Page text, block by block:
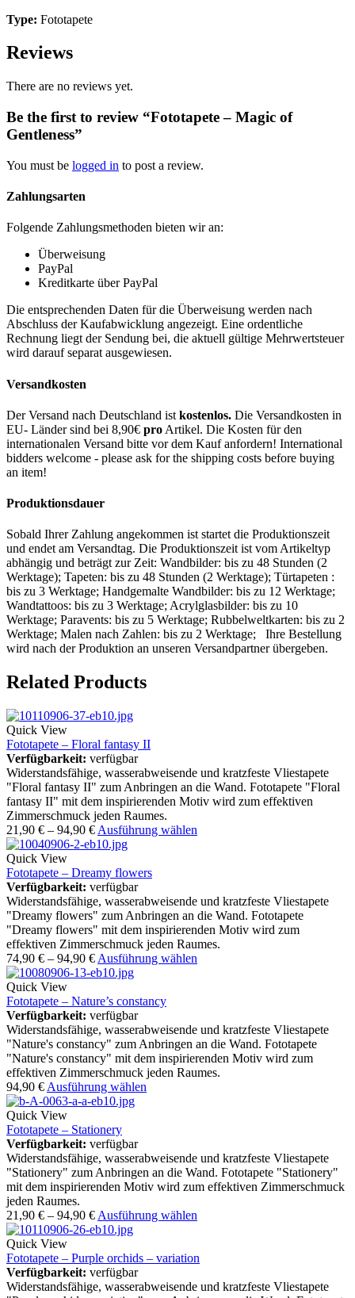
Type: Fototapete
Reviews
There are no reviews yet.
Be the first to review “Fototapete – Magic of
Gentleness”
You must be logged in to post a review.
Zahlungsarten
Folgende Zahlungsmethoden bieten wir an:
Überweisung
PayPal
Kreditkarte über PayPal
Die entsprechenden Daten für die Überweisung werden nach
Abschluss der Kaufabwicklung angezeigt. Eine ordentliche
Rechnung liegt der Sendung bei, die aktuell gültige Mehrwertsteuer
wird darauf separat ausgewiesen.
Versandkosten
Der Versand nach Deutschland ist kostenlos. Die Versandkosten in
EU- Länder sind bei 8,90€ pro Artikel. Die Kosten für den
internationalen Versand bitte vor dem Kauf anfordern! International
bidders welcome - please ask for the shipping costs before buying
an item!
Produktionsdauer
Sobald Ihrer Zahlung angekommen ist startet die Produktionszeit
und endet am Versandtag. Die Produktionszeit ist vom Artikeltyp
abhängig und beträgt zur Zeit: Wandbilder: bis zu 48 Stunden (2
Werktage); Tapeten: bis zu 48 Stunden (2 Werktage); Türtapeten :
bis zu 3 Werktage; Handgemalte Wandbilder: bis zu 12 Werktage;
Wandtattoos: bis zu 3 Werktage; Acrylglasbilder: bis zu 10
Werktage; Paravents: bis zu 5 Werktage; Rubbelweltkarten: bis zu 2
Werktage; Malen nach Zahlen: bis zu 2 Werktage; Ihre Bestellung
wird nach der Produktion an unseren Versandpartner übergeben.
Related Products
Quick View
Fototapete – Floral fantasy II
Verfügbarkeit: verfügbar
Widerstandsfähige, wasserabweisende und kratzfeste Vliestapete
"Floral fantasy II" zum Anbringen an die Wand. Fototapete "Floral
fantasy II" mit dem inspirierenden Motiv wird zum effektiven
Zimmerschmuck jeden Raumes.
21,90 € – 94,90 € Ausführung wählen
Quick View
Fototapete – Dreamy flowers
Verfügbarkeit: verfügbar
Widerstandsfähige, wasserabweisende und kratzfeste Vliestapete
"Dreamy flowers" zum Anbringen an die Wand. Fototapete
"Dreamy flowers" mit dem inspirierenden Motiv wird zum
effektiven Zimmerschmuck jeden Raumes.
74,90 € – 94,90 € Ausführung wählen
Quick View
Fototapete – Nature’s constancy
Verfügbarkeit: verfügbar
Widerstandsfähige, wasserabweisende und kratzfeste Vliestapete
"Nature's constancy" zum Anbringen an die Wand. Fototapete
"Nature's constancy" mit dem inspirierenden Motiv wird zum
effektiven Zimmerschmuck jeden Raumes.
94,90 € Ausführung wählen
Quick View
Fototapete – Stationery
Verfügbarkeit: verfügbar
Widerstandsfähige, wasserabweisende und kratzfeste Vliestapete
"Stationery" zum Anbringen an die Wand. Fototapete "Stationery"
mit dem inspirierenden Motiv wird zum effektiven Zimmerschmuck
jeden Raumes.
21,90 € – 94,90 € Ausführung wählen
Quick View
Fototapete – Purple orchids – variation
Verfügbarkeit: verfügbar
Widerstandsfähige, wasserabweisende und kratzfeste Vliestapete